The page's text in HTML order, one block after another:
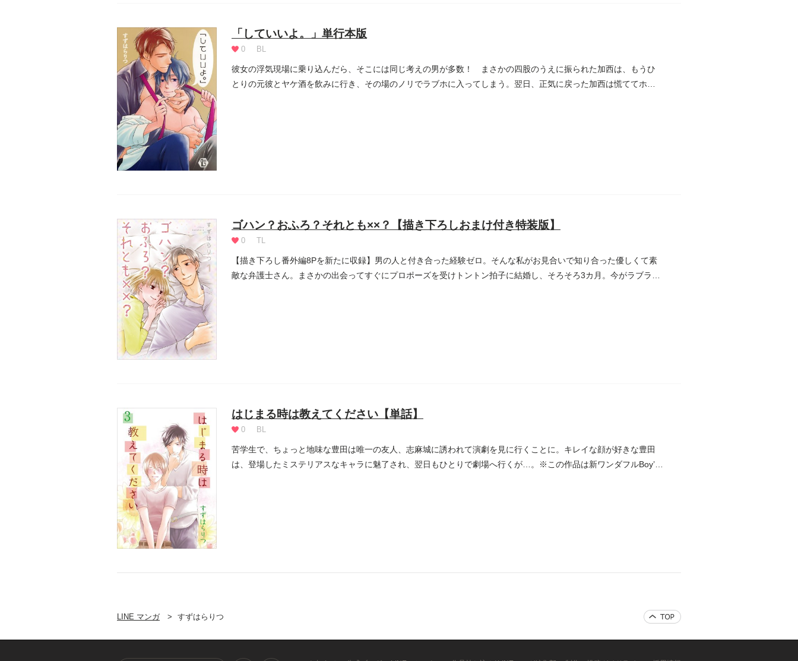
「していいよ。」単行本版
0 BL
彼女の浮気現場に乗り込んだら、そこには同じ考えの男が多数！ まさかの四股のうえに振られた加西は、もうひ
とりの元彼とヤケ酒を飲みに行き、その場のノリでラブホに入ってしまう。翌日、正気に戻った加西は慌ててホテ
ゴハン？おふろ？それとも××？【描き下ろしおまけ付き特装版】
0 TL
【描き下ろし番外編8Pを新たに収録】男の人と付き合った経験ゼロ。そんな私がお見合いで知り合った優しくて素
敵な弁護士さん。まさかの出会ってすぐにプロポーズを受けトントン拍子に結婚し、そろそろ3カ月。今がラブラブ
はじまる時は教えてください【単話】
0 BL
苦学生で、ちょっと地味な豊田は唯一の友人、志麻城に誘われて演劇を見に行くことに。キレイな顔が好きな豊田
は、登場したミステリアスなキャラに魅了され、翌日もひとりで劇場へ行くが…。※この作品は新ワンダフルBoy’s
LINE マンガ すずはらりつ